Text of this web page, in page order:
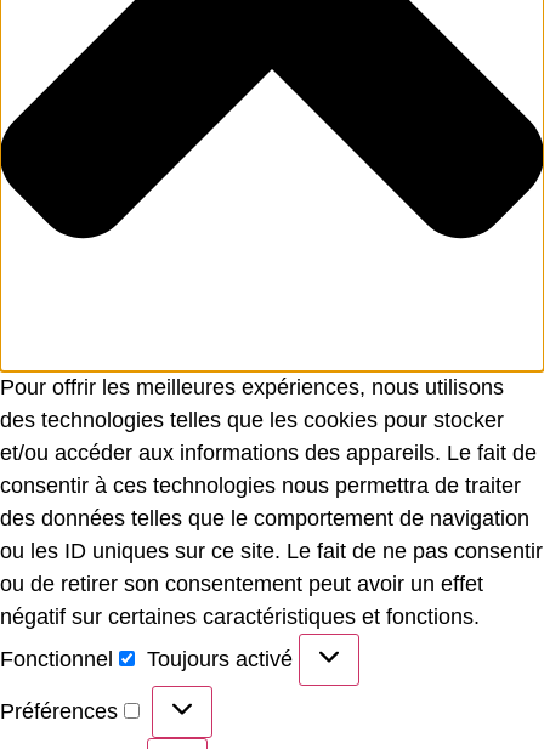
Pour offrir les meilleures expériences, nous utilisons
des technologies telles que les cookies pour stocker
et/ou accéder aux informations des appareils. Le fait de
consentir à ces technologies nous permettra de traiter
des données telles que le comportement de navigation
ou les ID uniques sur ce site. Le fait de ne pas consentir
ou de retirer son consentement peut avoir un effet
négatif sur certaines caractéristiques et fonctions.
Fonctionnel
Toujours activé
Préférences